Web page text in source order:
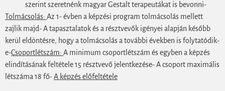
szerint szeretnénk magyar Gestalt terapeutákat is bevonni-
Tolmácsolás: Az 1- évben a képzési program tolmácsolás mellett
zajlik majd- A tapasztalatok és a résztvevők igényei alapján később
kerül eldöntésre, hogy a tolmácsolás a további években is folytatódik-
e-Csoportlétszám: A minimum csoportlétszám és egyben a képzés
elindításának feltétele 15 résztvevő jelentkezése- A csoport maximális
létszáma 18 fő-A képzés előfeltétele